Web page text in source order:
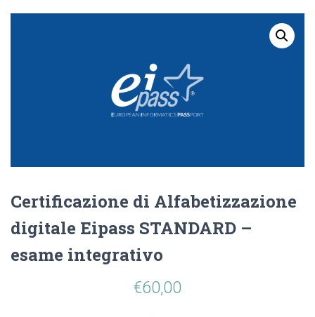
N
E
Certificazione di Alfabetizzazione
digitale Eipass STANDARD –
esame integrativo
€60,00